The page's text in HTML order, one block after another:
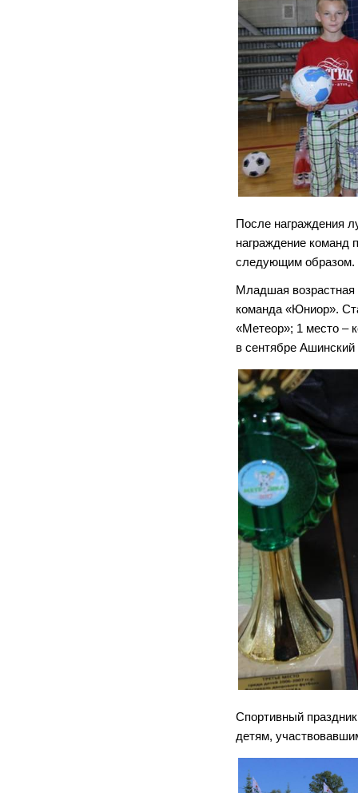
После награждения
награждение команд
следующим образом.
Младшая возрастная
команда «Юниор».
«Метеор»; 1 место
в сентябре
Спортивный
детям,